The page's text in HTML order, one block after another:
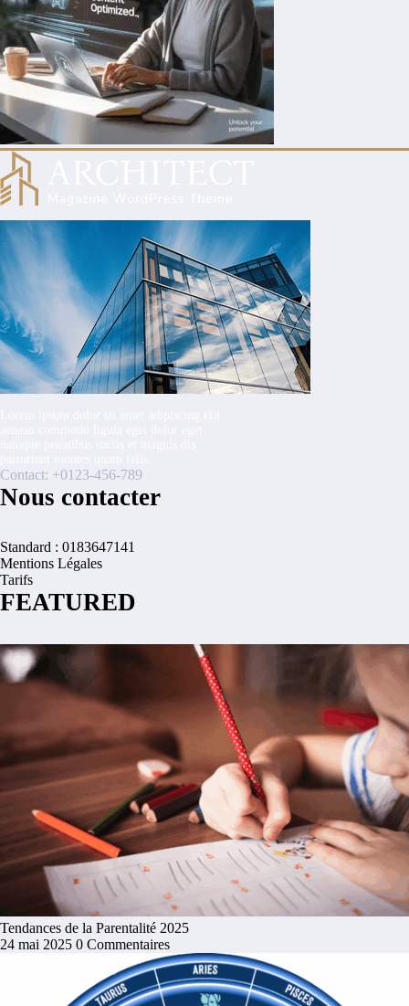
Contact: +0123-456-789
Nous contacter
Standard : 0183647141
Mentions Légales
Tarifs
FEATURED
Tendances de la Parentalité 2025
24 mai 2025 0 Commentaires